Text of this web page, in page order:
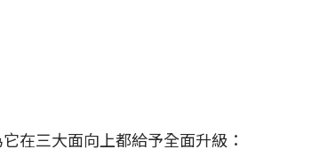
在三大面向上都給予全面升級：